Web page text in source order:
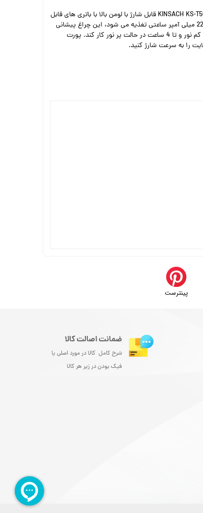
چراغ پیشانی و هدلایت کینساچ مدل KINSACH KS-T502B قابل شارژ با لومن بالا با باتری های قابل
شارژ با 2 عدد باتری لیتیومی با ظرفیت 2200 میلی آمپر ساعتی تغذیه می شود، این چراغ پیشانی
شارژی USB می تواند تا 6 ساعت در حالت کم نور و تا 4 ساعت در حالت پر نور کار کند. پورت
پینترست
ضمانت اصالت کالا
شرح کامل کالا در مورد اصلی یا
فیک بودن در زیر هر کالا